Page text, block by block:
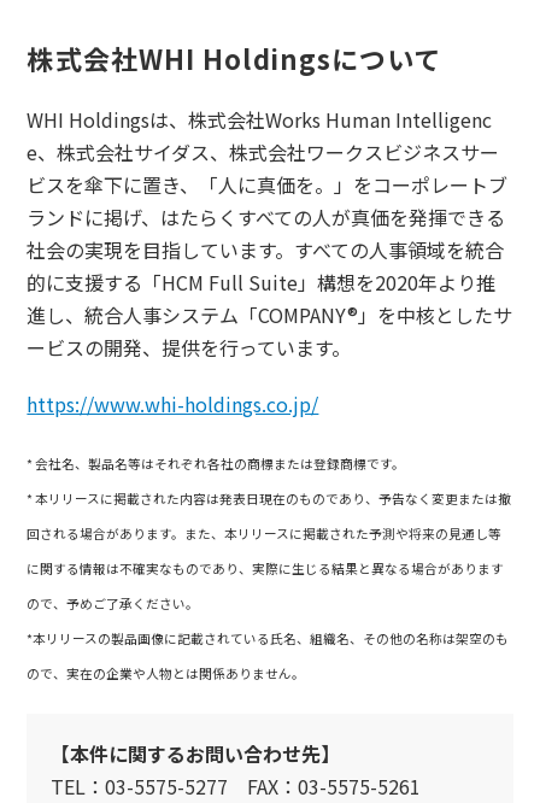
株式会社WHI Holdingsについて
WHI Holdingsは、株式会社Works Human Intelligenc
e、株式会社サイダス、株式会社ワークスビジネスサー
ビスを傘下に置き、「人に真価を。」をコーポレートブ
ランドに掲げ、はたらくすべての人が真価を発揮できる
社会の実現を目指しています。すべての人事領域を統合
的に支援する「HCM Full Suite」構想を2020年より推
進し、統合人事システム「COMPANY®」を中核としたサ
ービスの開発、提供を行っています。
https://www.whi-holdings.co.jp/
* 会社名、製品名等はそれぞれ各社の商標または登録商標です。
* 本リリースに掲載された内容は発表日現在のものであり、予告なく変更または撤
回される場合があります。また、本リリースに掲載された予測や将来の見通し等
に関する情報は不確実なものであり、実際に生じる結果と異なる場合があります
ので、予めご了承ください。
*本リリースの製品画像に記載されている氏名、組織名、その他の名称は架空のも
ので、実在の企業や人物とは関係ありません。
【本件に関するお問い合わせ先】
TEL：03-5575-5277 FAX：03-5575-5261